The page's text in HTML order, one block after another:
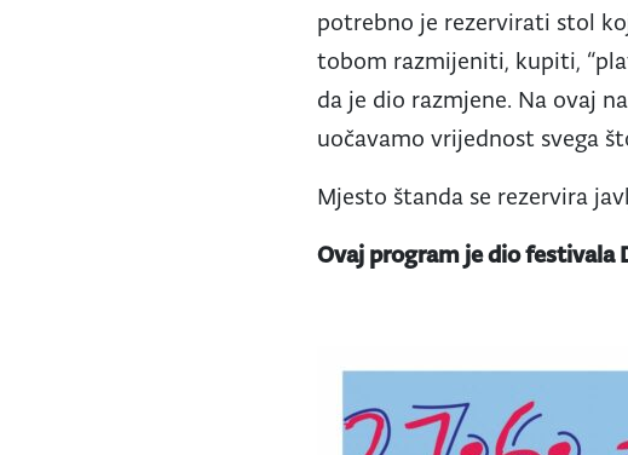
potrebno je rezervirati stol
tobom razmijeniti, kupiti,
da je dio razmjene. Na ovaj
uočavamo vrijednost svega
Mjesto štanda se rezervira
Ovaj program je dio festivala